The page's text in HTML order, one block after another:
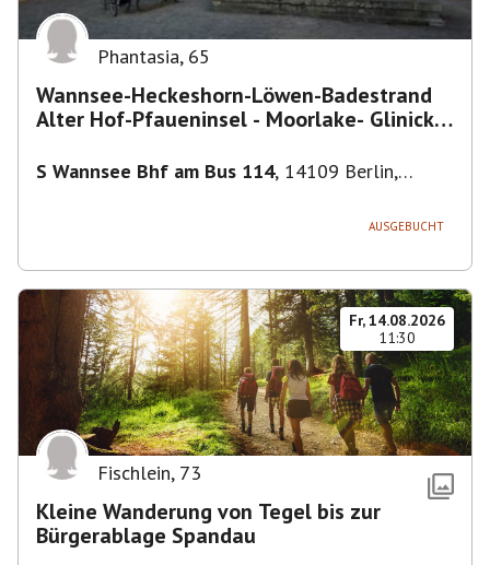
Phantasia, 65
Wannsee-Heckeshorn-Löwen-Badestrand
Alter Hof-Pfaueninsel - Moorlake- Glinicker
S Wannsee Bhf am Bus 114, 14109 Berlin,
AUSGEBUCHT
Fr, 14.08.2026
11:30
Fischlein, 73
Kleine Wanderung von Tegel bis zur
Bürgerablage Spandau